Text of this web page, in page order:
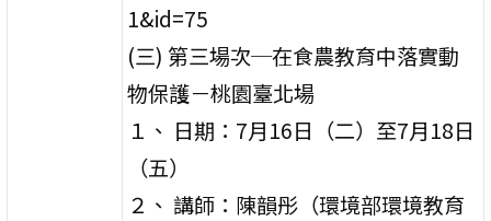
1&id=75
(三) 第三場次─在食農教育中落實動
物保護－桃園臺北場
１、 日期：7月16日（二）至7月18日
（五）
２、 講師：陳韻彤（環境部環境教育